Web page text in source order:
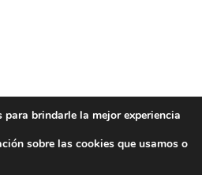
DE PRIVACIDAD
brindarle la mejor experiencia
sobre las cookies que usamos o